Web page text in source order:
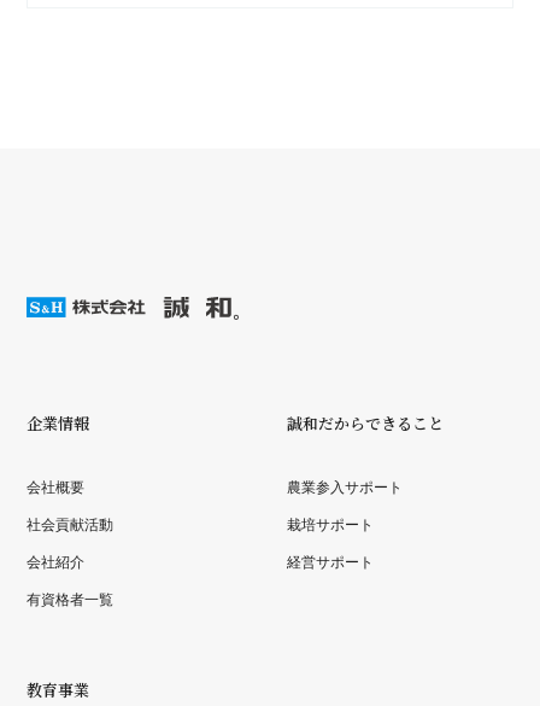
企業情報
会社概要
社会貢献活動
会社紹介
有資格者一覧
誠和だからできること
農業参入サポート
栽培サポート
経営サポート
教育事業